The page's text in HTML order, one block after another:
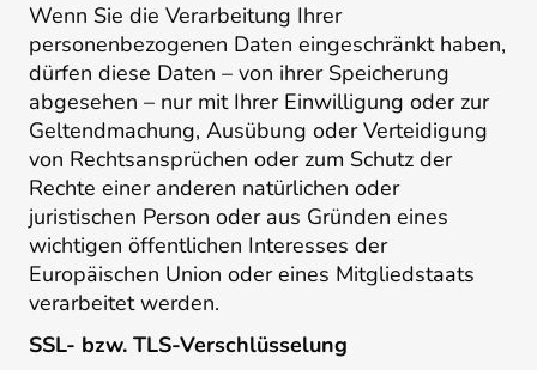
Wenn Sie die Verarbeitung Ihrer
personenbezogenen Daten eingeschränkt haben,
dürfen diese Daten – von ihrer Speicherung
abgesehen – nur mit Ihrer Einwilligung oder zur
Geltendmachung, Ausübung oder Verteidigung
von Rechtsansprüchen oder zum Schutz der
Rechte einer anderen natürlichen oder
juristischen Person oder aus Gründen eines
wichtigen öffentlichen Interesses der
Europäischen Union oder eines Mitgliedstaats
verarbeitet werden.
SSL- bzw. TLS-Verschlüsselung